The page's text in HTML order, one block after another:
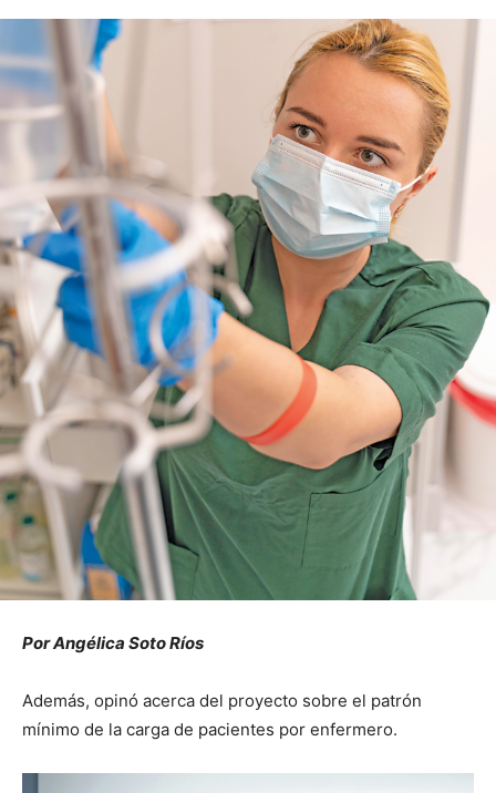
Por Angélica Soto Ríos
Además, opinó acerca del proyecto sobre el patrón
mínimo de la carga de pacientes por enfermero.